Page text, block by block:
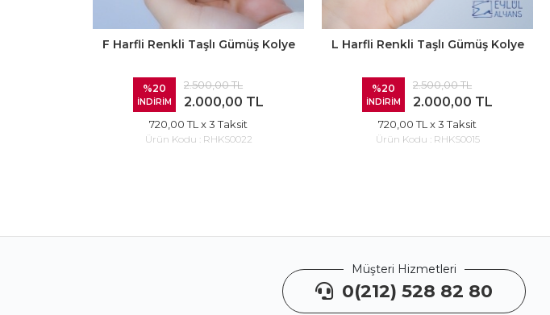
F Harfli Renkli Taşlı Gümüş Kolye
%20
İNDİRİM
2.500,00 TL
2.000,00 TL
720,00 TL x 3 Taksit
Ürün Kodu : RHKS0022
L Harfli Renkli Taşlı Gümüş Kolye
%20
İNDİRİM
2.500,00 TL
2.000,00 TL
720,00 TL x 3 Taksit
Ürün Kodu : RHKS0015
Müşteri Hizmetleri
0(212) 528 82 80